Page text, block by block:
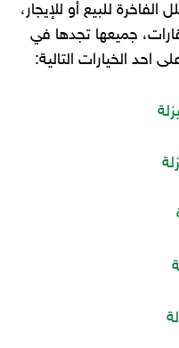
للبيع أو للإيجار،
جميعها تجدها في
احد الخيارات التالية: